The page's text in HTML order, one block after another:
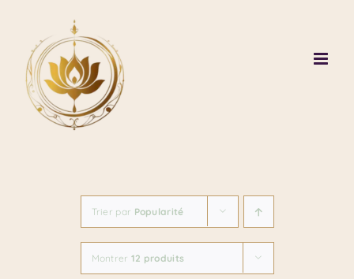
contenu
Trier par Popularité
Montrer 12 produits